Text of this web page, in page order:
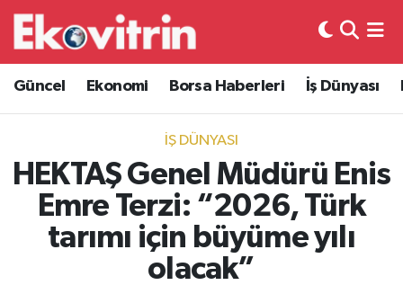
Güncel Ekonomi Borsa Haberleri İş Dünyası
İŞ DÜNYASI
HEKTAŞ Genel Müdürü Enis
Emre Terzi: “2026, Türk
tarımı için büyüme yılı
olacak”
Güncel
Ekonomi
Borsa Haberleri
İş Dünyası
Lojistik
Hava Durumu
Trafik Durumu
Süper Lig Puan Durumu ve Fikstür
Tüm Manşetler
Son Dakika Haberleri